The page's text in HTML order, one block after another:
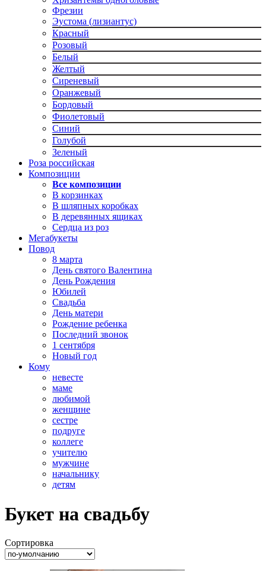
Фрезии
Эустома (лизиантус)
Красный
Розовый
Белый
Желтый
Сиреневый
Оранжевый
Бордовый
Фиолетовый
Синий
Голубой
Зеленый
Роза российская
Композиции
Все композиции
В корзинках
В шляпных коробках
В деревянных ящиках
Сердца из роз
Мегабукеты
Повод
8 марта
День святого Валентина
День Рождения
Юбилей
Свадьба
День матери
Рождение ребенка
Последний звонок
1 сентября
Новый год
Кому
невесте
маме
любимой
женщине
сестре
подруге
коллеге
учителю
мужчине
начальнику
детям
​Букет на свадьбу
Сортировка